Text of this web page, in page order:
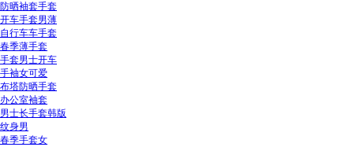
防晒袖套手套
开车手套男薄
自行车车手套
春季薄手套
手套男士开车
手袖女可爱
布塔防晒手套
办公室袖套
男士长手套韩版
纹身男
春季手套女